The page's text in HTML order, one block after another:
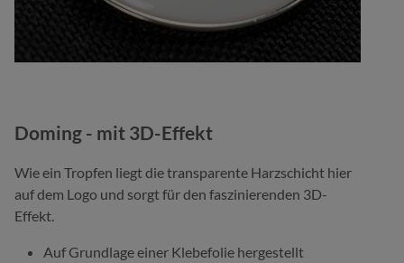
Doming - mit 3D-Effekt
Wie ein Tropfen liegt die transparente Harzschicht hier
auf dem Logo und sorgt für den faszinierenden 3D-
Effekt.
Auf Grundlage einer Klebefolie hergestellt